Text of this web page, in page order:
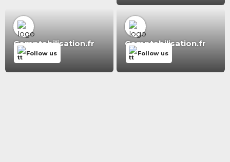
Comptabilisation.fr
Follow us
Comptabilisation.fr
Follow us